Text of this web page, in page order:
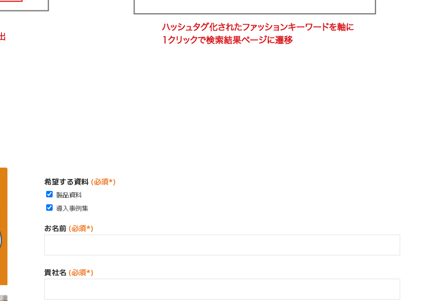
希望する資料 (必須*)
製品資料
導入事例集
お名前 (必須*)
貴社名 (必須*)